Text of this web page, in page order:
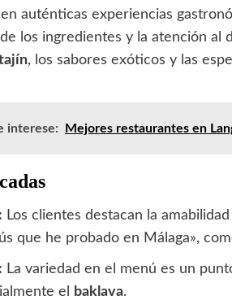
auténticas experiencias
los ingredientes y la atención al
, los sabores exóticos y las
interese: Mejores restaurantes en
Los clientes destacan la
que he probado en Málaga»,
La variedad en el menú es un
el
baklava.